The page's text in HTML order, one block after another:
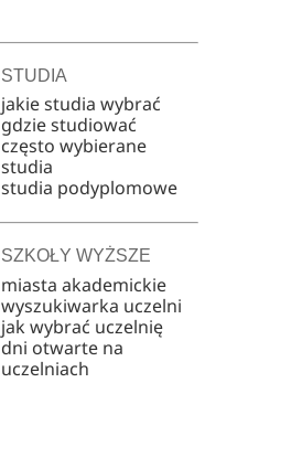
STUDIA
jakie studia wybrać
gdzie studiować
często wybierane
studia
studia podyplomowe
SZKOŁY WYŻSZE
miasta akademickie
wyszukiwarka uczelni
jak wybrać uczelnię
dni otwarte na
uczelniach